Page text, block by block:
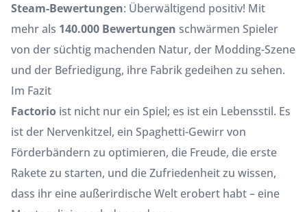
Steam-Bewertungen: Überwältigend positiv! Mit
mehr als 140.000 Bewertungen schwärmen Spieler
von der süchtig machenden Natur, der Modding-Szene
und der Befriedigung, ihre Fabrik gedeihen zu sehen.
Im Fazit
Factorio ist nicht nur ein Spiel; es ist ein Lebensstil. Es
ist der Nervenkitzel, ein Spaghetti-Gewirr von
Förderbändern zu optimieren, die Freude, die erste
Rakete zu starten, und die Zufriedenheit zu wissen,
dass ihr eine außerirdische Welt erobert habt – eine